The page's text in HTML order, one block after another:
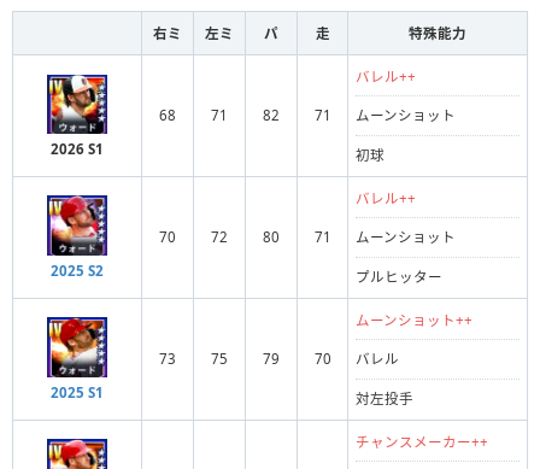
右ミ 左ミ パ 走 特殊能力
2026 S1
68 71 82 71
バレル++
ムーンショット
初球
2025 S2
70 72 80 71
バレル++
ムーンショット
プルヒッター
2025 S1
73 75 79 70
ムーンショット++
バレル
対左投手
チャンスメーカー++